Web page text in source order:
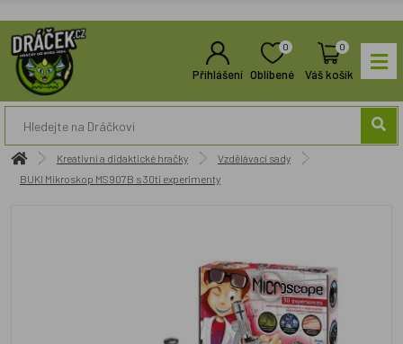
Přihlášení
0
Oblíbené
0
Váš košík
Kreativní a didaktické hračky
Vzdělávací sady
BUKI Mikroskop MS907B s 30ti experimenty